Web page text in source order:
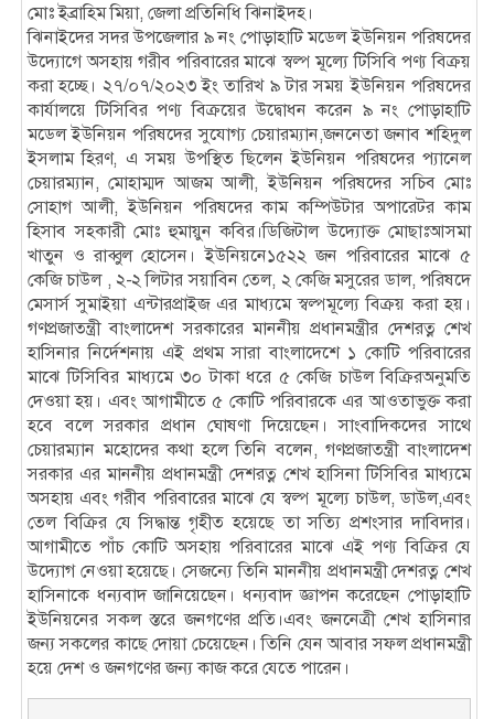
মোঃ ইব্রাহিম মিয়া, জেলা প্রতিনিধি ঝিনাইদহ।
ঝিনাইদের সদর উপজেলার ৯ নং পোড়াহাটি মডেল ইউনিয়ন পরিষদের
উদ্যোগে অসহায় গরীব পরিবারের মাঝে স্বল্প মূল্যে টিসিবি পণ্য বিক্রয়
করা হচ্ছে। ২৭/০৭/২০২৩ ইং তারিখ ৯ টার সময় ইউনিয়ন পরিষদের
কার্যালয়ে টিসিবির পণ্য বিক্রয়ের উদ্বোধন করেন ৯ নং পোড়াহাটি
মডেল ইউনিয়ন পরিষদের সুযোগ্য চেয়ারম্যান,জননেতা জনাব শহিদুল
ইসলাম হিরণ, এ সময় উপস্থিত ছিলেন ইউনিয়ন পরিষদের প্যানেল
চেয়ারম্যান, মোহাম্মদ আজম আলী, ইউনিয়ন পরিষদের সচিব মোঃ
সোহাগ আলী, ইউনিয়ন পরিষদের কাম কম্পিউটার অপারেটর কাম
হিসাব সহকারী মোঃ হুমায়ুন কবির।ডিজিটাল উদ্যোক্ত মোছাঃআসমা
খাতুন ও রাব্বুল হোসেন। ইউনিয়নে১৫২২ জন পরিবারের মাঝে ৫
কেজি চাউল , ২-২ লিটার সয়াবিন তেল, ২ কেজি মসুরের ডাল, পরিষদে
মেসার্স সুমাইয়া এন্টারপ্রাইজ এর মাধ্যমে স্বল্পমূল্যে বিক্রয় করা হয়।
গণপ্রজাতন্ত্রী বাংলাদেশ সরকারের মাননীয় প্রধানমন্ত্রীর দেশরত্ন শেখ
হাসিনার নির্দেশনায় এই প্রথম সারা বাংলাদেশে ১ কোটি পরিবারের
মাঝে টিসিবির মাধ্যমে ৩০ টাকা ধরে ৫ কেজি চাউল বিক্রিরঅনুমতি
দেওয়া হয়। এবং আগামীতে ৫ কোটি পরিবারকে এর আওতাভুক্ত করা
হবে বলে সরকার প্রধান ঘোষণা দিয়েছেন। সাংবাদিকদের সাথে
চেয়ারম্যান মহোদের কথা হলে তিনি বলেন, গণপ্রজাতন্ত্রী বাংলাদেশ
সরকার এর মাননীয় প্রধানমন্ত্রী দেশরত্ন শেখ হাসিনা টিসিবির মাধ্যমে
অসহায় এবং গরীব পরিবারের মাঝে যে স্বল্প মূল্যে চাউল, ডাউল,এবং
তেল বিক্রির যে সিদ্ধান্ত গৃহীত হয়েছে তা সত্যি প্রশংসার দাবিদার।
আগামীতে পাঁচ কোটি অসহায় পরিবারের মাঝে এই পণ্য বিক্রির যে
উদ্যোগ নেওয়া হয়েছে। সেজন্যে তিনি মাননীয় প্রধানমন্ত্রী দেশরত্ন শেখ
হাসিনাকে ধন্যবাদ জানিয়েছেন। ধন্যবাদ জ্ঞাপন করেছেন পোড়াহাটি
ইউনিয়নের সকল স্তরে জনগণের প্রতি।এবং জননেত্রী শেখ হাসিনার
জন্য সকলের কাছে দোয়া চেয়েছেন। তিনি যেন আবার সফল প্রধানমন্ত্রী
হয়ে দেশ ও জনগণের জন্য কাজ করে যেতে পারেন।